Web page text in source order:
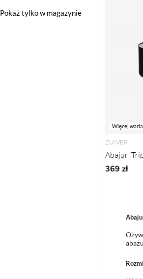
Pokaż tylko w magazynie
Więcej
ZUIVER
Abajur
369 zł